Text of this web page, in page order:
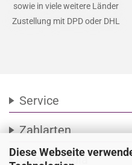
Diese Webseite
sowie in viele weitere Länder
Zustellung mit DPD oder DHL
Service
Zahlarten
Social Media